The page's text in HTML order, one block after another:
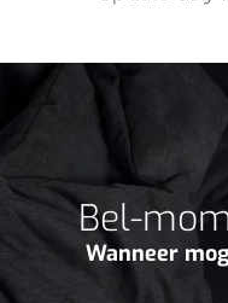
Bel-
Wanneer